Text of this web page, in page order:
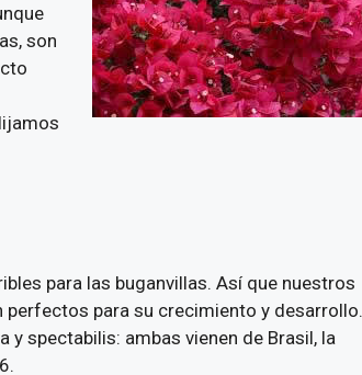
son
para las buganvillas. Así que nuestros
perfectos para su crecimiento y desarrollo.
spectabilis: ambas vienen de Brasil, la